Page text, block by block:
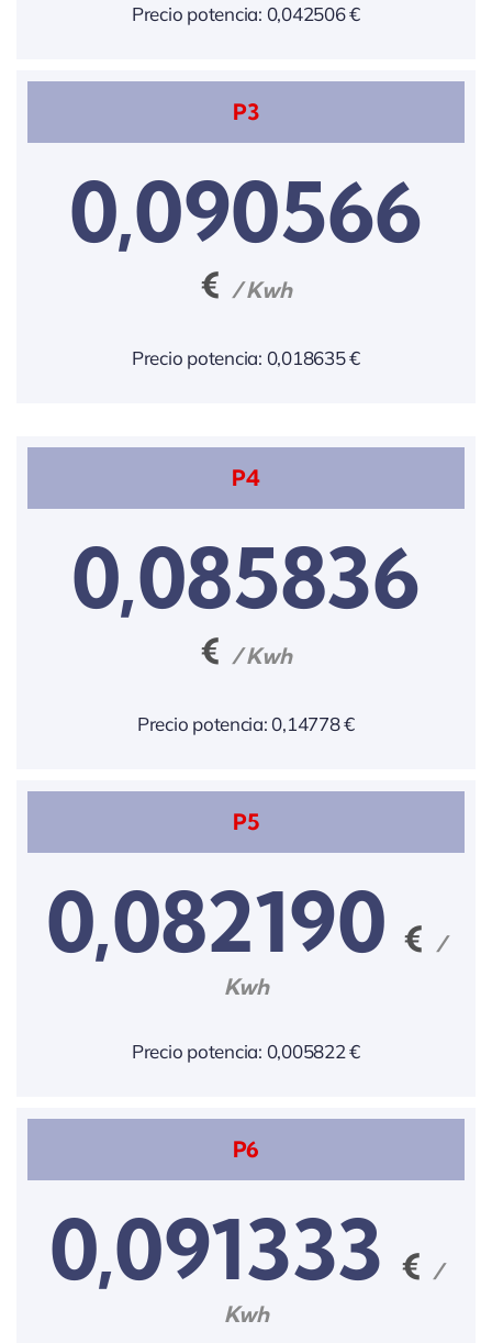
Precio potencia: 0,042506 €
P3
0,090566
€ / Kwh
Precio potencia: 0,018635 €
P4
0,085836
€ / Kwh
Precio potencia: 0,14778 €
P5
0,082190€ /
Kwh
Precio potencia: 0,005822 €
P6
0,091333 € /
Kwh